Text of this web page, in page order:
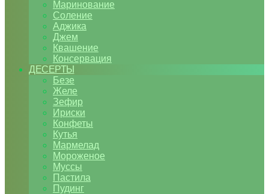
Маринование
Соление
Аджика
Джем
Квашение
Консервация
ДЕСЕРТЫ
Безе
Желе
Зефир
Ириски
Конфеты
Кутья
Мармелад
Мороженое
Муссы
Пастила
Пудинг